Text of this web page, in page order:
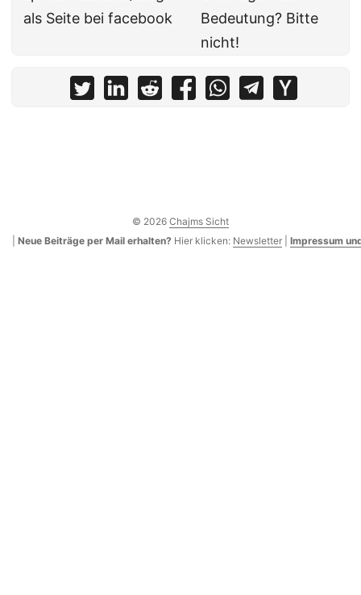
als Seite bei facebook
Bedeutung? Bitte
nicht!
© 2026 Chajms Sicht
Neue Beiträge per Mail erhalten? Hier klicken: Newsletter Impressum